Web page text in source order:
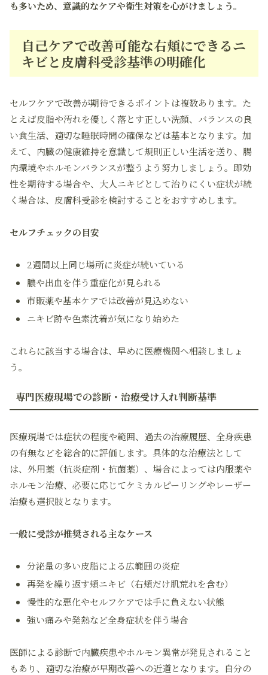
も多いため、意識的なケアや衛生対策を心がけましょう。
自己ケアで改善可能な右頬にできるニ
キビと皮膚科受診基準の明確化
セルフケアで改善が期待できるポイントは複数あります。た
とえば皮脂や汚れを優しく落とす正しい洗顔、バランスの良
い食生活、適切な睡眠時間の確保などは基本となります。加
えて、内臓の健康維持を意識して規則正しい生活を送り、腸
内環境やホルモンバランスが整うよう努力しましょう。即効
性を期待する場合や、大人ニキビとして治りにくい症状が続
く場合は、皮膚科受診を検討することをおすすめします。
セルフチェックの目安
2週間以上同じ場所に炎症が続いている
膿や出血を伴う重症化が見られる
市販薬や基本ケアでは改善が見込めない
ニキビ跡や色素沈着が気になり始めた
これらに該当する場合は、早めに医療機関へ相談しましょ
う。
専門医療現場での診断・治療受け入れ判断基準
医療現場では症状の程度や範囲、過去の治療履歴、全身疾患
の有無などを総合的に評価します。具体的な治療法として
は、外用薬（抗炎症剤・抗菌薬）、場合によっては内服薬や
ホルモン治療、必要に応じてケミカルピーリングやレーザー
治療も選択肢となります。
一般に受診が推奨される主なケース
分泌量の多い皮脂による広範囲の炎症
再発を繰り返す頬ニキビ（右頬だけ肌荒れを含む）
慢性的な悪化やセルフケアでは手に負えない状態
強い痛みや発熱など全身症状を伴う場合
医師による診断で内臓疾患やホルモン異常が発見されること
もあり、適切な治療が早期改善への近道となります。自分の